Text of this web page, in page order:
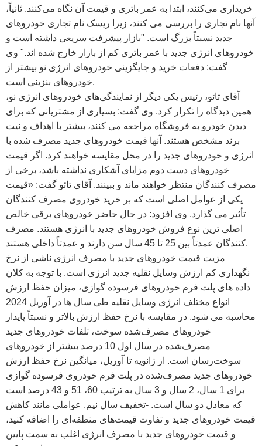
خریداری می‌کنند، ابتدا به عمر باتری و قیمت آن نگاه می‌کنند. ثانیاً،
آنها نام تجاری را بررسی می کنند، زیرا ریسک نام تجاری خودروهای
جدید نسبتاً بزرگ است. "بازار پیشرفت سریعی داشته است و
خودروهای انرژی جدید با عمر باتری کم از بازار خارج شده اند." وی
گفت: دفعات خرید و جایگزینی خودروهای انرژی نو بیشتر از
خودروهای بنزینی است.
آقای تائو، رئیس یکی دیگر از نمایندگی‌های خودروهای انرژی نو،
همین دیدگاه را تکرار کرد. وی گفت: بسیاری از مشتریانی که برای
دیدن خودرو به فروشگاه مراجعه می کنند، بیشتر با اهداف و نیت
برند مشخص هستند. آنها قیمت خودروهای جدید مصرف شده با
انرژی و خودروهای جدید را در محل مقایسه خواهند کرد. اگر قیمت
خودروهای دست دوم مزایای آشکاری نداشته باشد، برخی از
مصرف کنندگان منتظر خواهند ماند و ببینند. آقای تائو گفت: «قیمت
یکی از عوامل اصلی است که بر خرید خودروی مصرف کنندگان
تأثیر می گذارد. وی افزود: در حال حاضر خودروهای برقی خالص
اصلی ترین نوع فروش خودروهای جدید با انرژی هستند. مصرف
کنندگان عمدتاً بین 25 تا 45 سال سن دارند و عمدتاً داخلی هستند.
مزیت قیمت خودروهای جدید با مصرف انرژی ناشی از نرخ
نگهداری کم ارزش وسایل نقلیه جدید انرژی است. با توجه به کلان
داده های پلت فرم خودروهای فرسوده گوازی، میزان حفظ ارزش
انواع مختلف انرژی وسایل نقلیه طی سال ها در آوریل 2024
محاسبه می شود. در مقایسه با نرخ حفظ ارزش بالاتر و نسبتاً پایدار
خودروهای مصرف‌شده سوخت، تلفات خودروهای جدید
مصرف‌شده در سال اول 10 درصد بیشتر از خودروهای
سوخت‌رسان است. از ژانویه تا آوریل، میانگین نرخ حفظ ارزش
خودروهای جدید مصرف‌شده در پلت فرم خودروی فرسوده گوازی
برای 1 سال، 2 سال و 3 سال به ترتیب 60، 51 و 43 درصد است
که معادل دو سال است. -تخفیف سال نیم. عواملی مانند کاهش
قیمت خودروهای جدید و تفاوت قیمت‌های منطقه‌ای را اضافه کنید،
و قیمت خودروهای جدید با مصرف انرژی اغلب به سمت پایین